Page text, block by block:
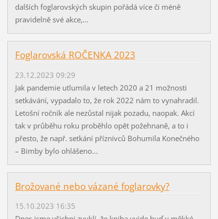
dalších foglarovských skupin pořádá více či méně
pravidelně své akce,...
Foglarovská ROČENKA 2023
23.12.2023 09:29
Jak pandemie utlumila v letech 2020 a 21 možnosti
setkávání, vypadalo to, že rok 2022 nám to vynahradil.
Letošní ročník ale nezůstal nijak pozadu, naopak. Akcí
tak v průběhu roku proběhlo opět požehnaně, a to i
přesto, že např. setkání příznivců Bohumila Konečného
– Bimby bylo ohlášeno...
Brožované nebo vázané foglarovky?
15.10.2023 16:35